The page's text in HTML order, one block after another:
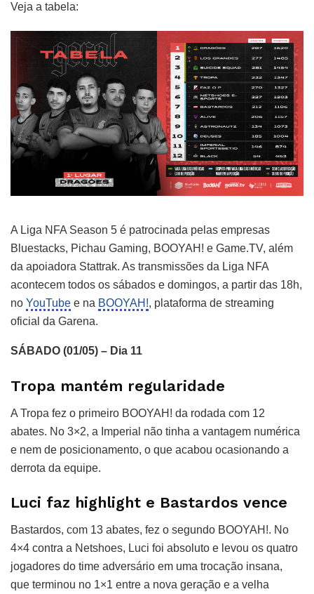
Veja a tabela:
A Liga NFA Season 5 é patrocinada pelas empresas
Bluestacks, Pichau Gaming, BOOYAH! e Game.TV, além
da apoiadora Stattrak. As transmissões da Liga NFA
acontecem todos os sábados e domingos, a partir das 18h,
no YouTube e na BOOYAH!, plataforma de streaming
oficial da Garena.
SÁBADO (01/05) – Dia 11
Tropa mantém regularidade
A Tropa fez o primeiro BOOYAH! da rodada com 12
abates. No 3×2, a Imperial não tinha a vantagem numérica
e nem de posicionamento, o que acabou ocasionando a
derrota da equipe.
Luci faz highlight e Bastardos vence
Bastardos, com 13 abates, fez o segundo BOOYAH!. No
4×4 contra a Netshoes, Luci foi absoluto e levou os quatro
jogadores do time adversário em uma trocação insana,
que terminou no 1×1 entre a nova geração e a velha